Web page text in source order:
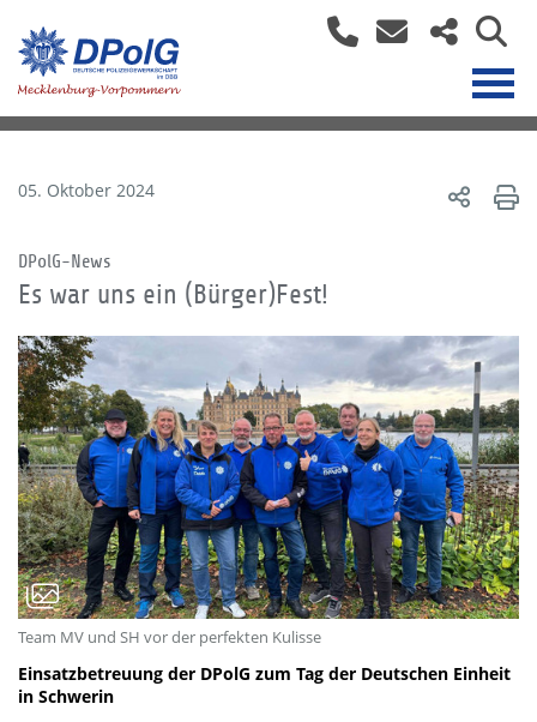
05. Oktober 2024
DPolG-News
Es war uns ein (Bürger)Fest!
Team MV und SH vor der perfekten Kulisse
Einsatzbetreuung der DPolG zum Tag der Deutschen Einheit
in Schwerin